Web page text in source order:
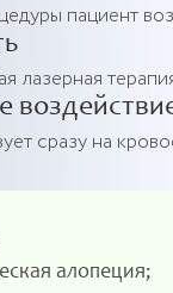
пациент
лазерная
сразу на
алопеция;